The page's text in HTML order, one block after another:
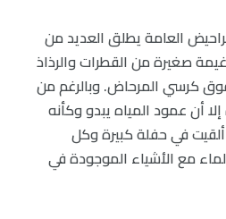
العامة يطلق العديد من
صغيرة من القطرات والرذاذ
5 أقدام فوق كرسي المرحاض. وبالرغم من
أن عمود المياه يبدو وكأنه
في حفلة كبيرة وكل
مع الأشياء الموجودة في